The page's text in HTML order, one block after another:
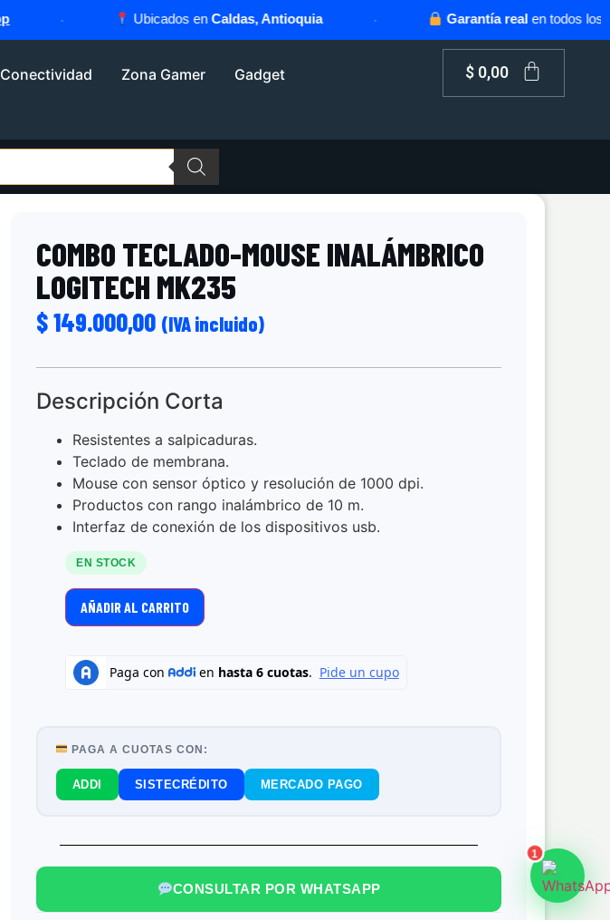
Ubicados enCaldas, Antioquia Garantía realen todos los
Conectividad Zona Gamer
Gadget
$ 0,00
COMBO TECLADO-MOUSE INALÁMBRICO
LOGITECH MK235
$149.000,00 (IVA incluido)
Descripción Corta
Resistentes a salpicaduras.
Teclado de membrana.
Mouse con sensor óptico y resolución de 1000 dpi.
Productos con rango inalámbrico de 10 m.
Interfaz de conexión de los dispositivos usb.
EN STOCK
AÑADIR AL CARRITO
PAGA A CUOTAS CON:
ADDI SISTECRÉDITO MERCADO PAGO
CONSULTAR POR WHATSAPP
1